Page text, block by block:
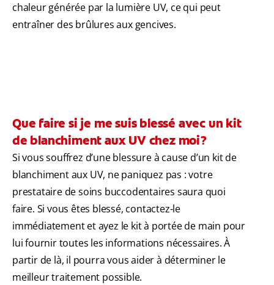
chaleur générée par la lumière UV, ce qui peut
entraîner des brûlures aux gencives.
Que faire si je me suis blessé avec un kit
de blanchiment aux UV chez moi?
Si vous souffrez d’une blessure à cause d’un kit de
blanchiment aux UV, ne paniquez pas : votre
prestataire de soins buccodentaires saura quoi
faire. Si vous êtes blessé, contactez-le
immédiatement et ayez le kit à portée de main pour
lui fournir toutes les informations nécessaires. À
partir de là, il pourra vous aider à déterminer le
meilleur traitement possible.